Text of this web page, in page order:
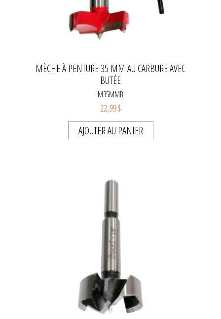
MÈCHE À PENTURE 35 MM AU CARBURE AVEC
BUTÉE
M35MMB
22,99 $
AJOUTER AU PANIER